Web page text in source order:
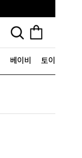
베이비 토이&굿즈